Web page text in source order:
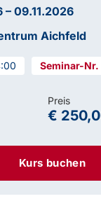
–09.11.2026
Aichfeld
Kurs buchen
Preis
€